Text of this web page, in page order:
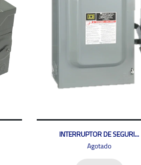
INTERRUPTOR DE SEGURI...
Agotado